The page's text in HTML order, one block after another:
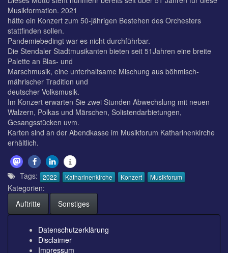
Musikformation. 2021
hätte ein Konzert zum 50-jährigen Bestehen des Orchesters
stattfinden sollen.
Pandemiebedingt war es nicht durchführbar.
Die Stendaler Stadtmusikanten bieten seit 51Jahren eine breite
Palette an Blas- und
Marschmusik, eine unterhaltsame Mischung aus böhmisch-
mährischer Tradition und
deutscher Volksmusik.
Im Konzert erwarten Sie zwei Stunden Abwechslung mit neuen
Walzern, Polkas und Märschen, Solistendarbietungen,
Gesangsstücken uvm.
Karten sind an der Abendkasse im Musikforum Katharinenkirche
erhältlich.
Tags: 2022 Katharinenkirche Konzert Musikforum
Kategorien:
Auftritte
Sonstiges
Datenschutzerklärung
Disclaimer
Impressum